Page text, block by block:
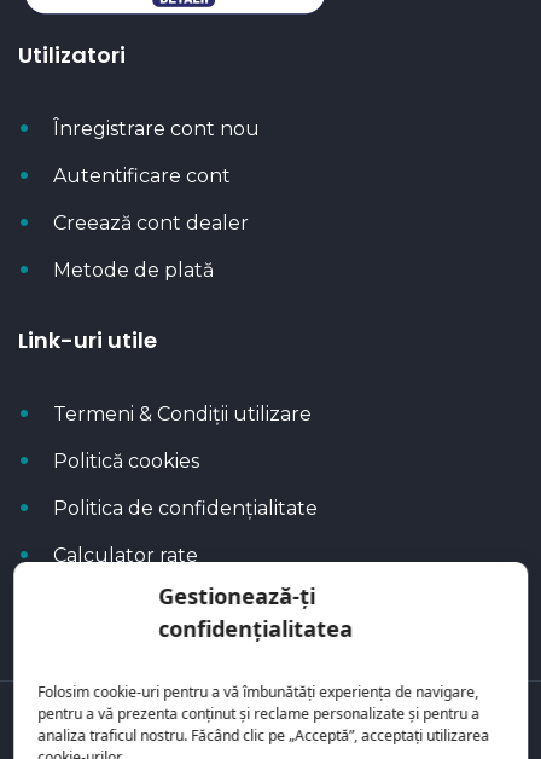
Gestionează-ți
confidențialitatea
Folosim cookie-uri pentru a vă îmbunătăți experiența de navigare,
pentru a vă prezenta conținut și reclame personalizate și pentru a
analiza traficul nostru. Făcând clic pe „Acceptă”, acceptați utilizarea
Utilizatori
Înregistrare cont nou
Autentificare cont
Creează cont dealer
Metode de plată
Link-uri utile
Termeni & Condiții utilizare
Politică cookies
Politica de confidențialitate
Calculator rate
Blog Autoflux
Toate mașinile se regăsesc peAutoFlux